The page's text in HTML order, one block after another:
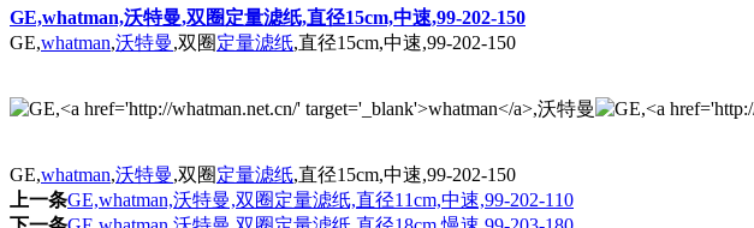
GE,whatman,沃特曼,双圈定量滤纸,直径15cm,中速,99-202-150
GE,whatman,沃特曼,双圈定量滤纸,直径15cm,中速,99-202-150
GE,whatman,沃特曼,双圈定量滤纸,直径15cm,中速,99-202-150
上一条GE,whatman,沃特曼,双圈定量滤纸,直径11cm,中速,99-202-110